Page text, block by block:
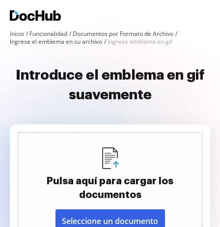
Inicio Funcionalidad
Documentos por Formato de Archivo
Ingrese el emblema en su archivo
Ingrese emblema en gif
Introduce el emblema en gif
suavemente
Pulsa aquí para cargar los
documentos
Seleccione un documento